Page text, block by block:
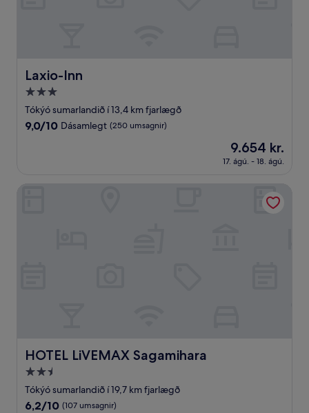
Laxio-Inn
Laxio-Inn
3.0
stjörnu
gististaður
Tókýó sumarlandið í 13,4 km fjarlægð
9.0
umsagnir)
9,0/10 Dásamlegt (250 umsagnir)
Verðið
er
9.654 kr.
9.654 kr.
17. ágú. - 18. ágú.
HOTEL LiVEMAX Sagamihara
HOTEL LiVEMAX Sagamihara
2.5
stjörnu
gististaður
Tókýó sumarlandið í 19,7 km fjarlægð
6.2af
6,2/10 (107 umsagnir)